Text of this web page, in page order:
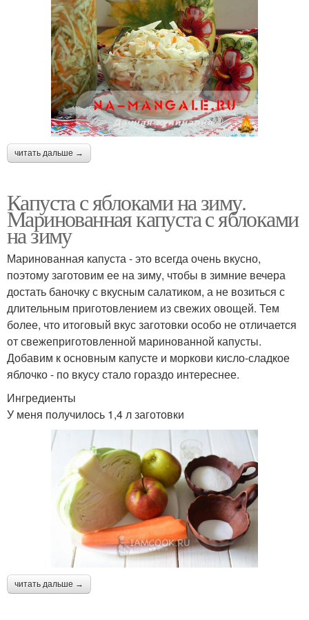
читать дальше →
Капуста с яблоками на зиму.
Маринованная капуста с яблоками
на зиму
Маринованная капуста - это всегда очень вкусно,
поэтому заготовим ее на зиму, чтобы в зимние вечера
достать баночку с вкусным салатиком, а не возиться с
длительным приготовлением из свежих овощей. Тем
более, что итоговый вкус заготовки особо не отличается
от свежеприготовленной маринованной капусты.
Добавим к основным капусте и моркови кисло-сладкое
яблочко - по вкусу стало гораздо интереснее.
Ингредиенты
У меня получилось 1,4 л заготовки
читать дальше →